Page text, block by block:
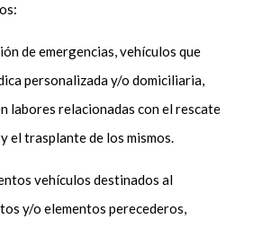
de emergencias, vehículos que
personalizada y/o domiciliaria,
labores relacionadas con el rescate
el trasplante de los mismos.
vehículos destinados al
y/o elementos perecederos,